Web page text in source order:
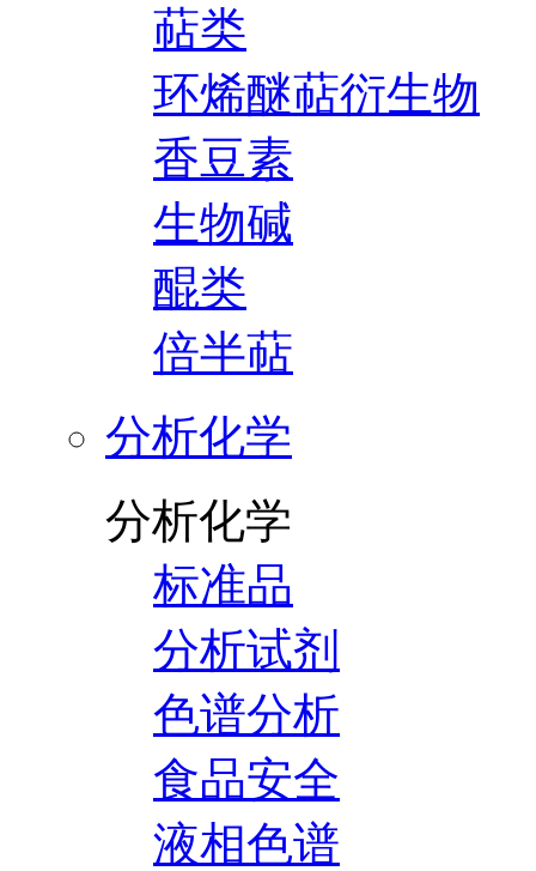
萜类
环烯醚萜衍生物
香豆素
生物碱
醌类
倍半萜
分析化学
分析化学
标准品
分析试剂
色谱分析
食品安全
液相色谱